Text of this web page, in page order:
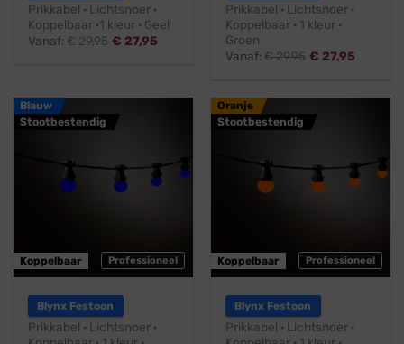
Prikkabel · Lichtsnoer ·
Koppelbaar ·1 kleur · Geel
Vanaf:€29,95 € 27,95
Prikkabel · Lichtsnoer ·
Koppelbaar · 1 kleur ·
Groen
Vanaf:€29,95 € 27,95
Blauw
Stootbestendig
Professioneel
Koppelbaar
Blynx Festoon
Prikkabel · Lichtsnoer ·
Oranje
Stootbestendig
Professioneel
Koppelbaar
Blynx Festoon
Prikkabel · Lichtsnoer ·